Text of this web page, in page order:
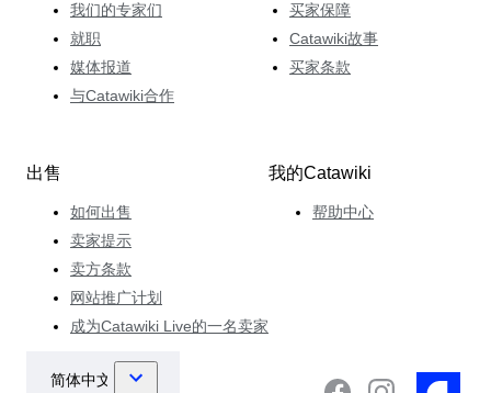
我们的专家们
就职
媒体报道
与Catawiki合作
买家保障
Catawiki故事
买家条款
出售
如何出售
卖家提示
卖方条款
网站推广计划
成为Catawiki Live的一名卖家
我的Catawiki
帮助中心